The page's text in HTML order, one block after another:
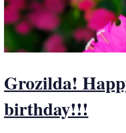
Grozilda!
birthday!!!